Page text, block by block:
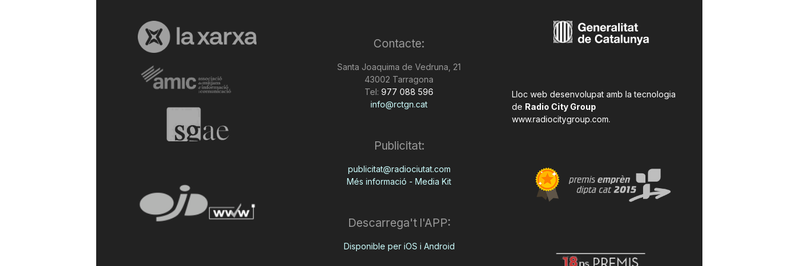
a
o
Contacte:
Santa Joaquima de Vedruna, 21
43002 Tarragona
Tel: 977 088 596
info@rctgn.cat
Publicitat:
publicitat@radiociutat.com
Més informació - Media Kit
Descarrega't l'APP:
Disponible per iOS i Android
Lloc web desenvolupat amb la tecnologia
de Radio City Group
www.radiocitygroup.com.